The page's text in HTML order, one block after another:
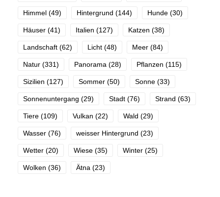
Himmel (49) Hintergrund (144) Hunde (30)
Häuser (41) Italien (127) Katzen (38)
Landschaft (62) Licht (48) Meer (84)
Natur (331) Panorama (28) Pflanzen (115)
Sizilien (127) Sommer (50) Sonne (33)
Sonnenuntergang (29) Stadt (76) Strand (63)
Tiere (109) Vulkan (22) Wald (29)
Wasser (76) weisser Hintergrund (23)
Wetter (20) Wiese (35) Winter (25)
Wolken (36) Ätna (23)